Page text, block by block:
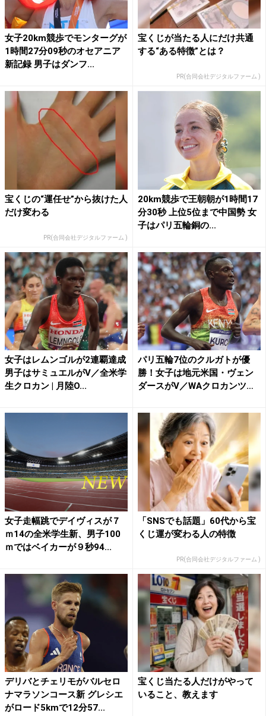
女子20km競歩でモンターグが
1時間27分09秒のオセアニア
新記録 男子はダンフ...
宝くじが当たる人にだけ共通
する“ある特徴”とは？
PR(合同会社デジタルファーム )
宝くじの“運任せ”から抜けた人
だけ変わる
PR(合同会社デジタルファーム )
20km競歩で王朝朝が1時間17
分30秒 上位5位まで中国勢 女
子はパリ五輪銅の...
女子はレムンゴルが2連覇達成
男子はサミュエルがV／全米学
生クロカン | 月陸O...
パリ五輪7位のクルガトが優
勝！女子は地元米国・ヴェン
ダースがV／WAクロカンツ
女子走幅跳でデイヴィスが７
ｍ14の全米学生新、男子100
ｍではベイカーが９秒94...
「SNSでも話題」60代から宝
くじ運が変わる人の特徴
PR(合同会社デジタルファーム )
デリバとチェリモがバルセロ
ナマラソンコース新 グレシエ
がロード5kmで12分57...
宝くじ当たる人だけがやって
いること、教えます